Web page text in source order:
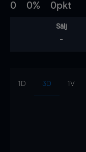
0 0% 0pkt
Sälj
-
1D 3D 1V